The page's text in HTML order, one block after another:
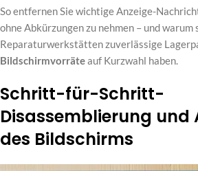
So entfernen Sie wichtige Anzeige-
ohne Abkürzungen zu nehmen – und warum
Reparaturwerkstätten zuverlässige
Bildschirmvorräteauf Kurzwahl haben.
Schritt-für-Schritt-
Disassemblierung und
des Bildschirms